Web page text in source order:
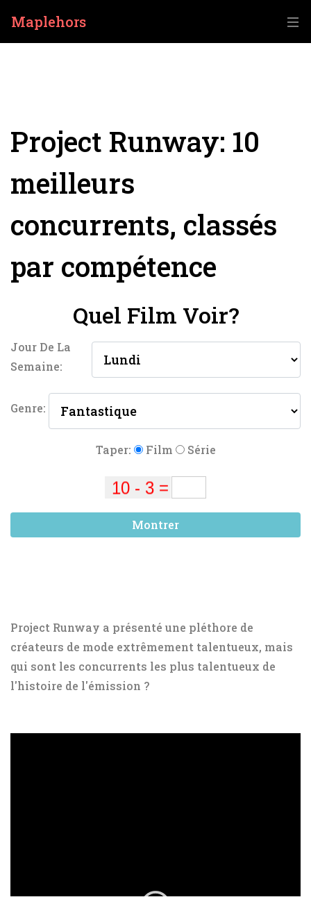
Maplehors
Project Runway: 10
meilleurs
concurrents, classés
par compétence
Quel Film Voir?
Jour De La
Semaine:
Genre:
Taper: Film Série
Montrer
Project Runway a présenté une pléthore de
créateurs de mode extrêmement talentueux, mais
qui sont les concurrents les plus talentueux de
l'histoire de l'émission ?